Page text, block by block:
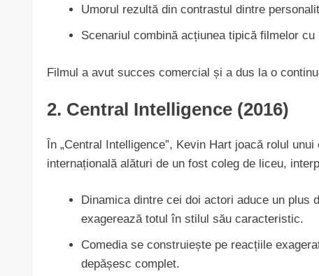
Umorul rezultă din contrastul dintre
Scenariul combină acțiunea tipică filmelor
Filmul a avut succes comercial și a dus la o
2. Central Intelligence (2016)
În „Central Intelligence”, Kevin Hart joacă rolul
internațională alături de un fost coleg de liceu,
Dinamica dintre cei doi actori aduce un plus
exagerează totul în stilul său caracteristic.
Comedia se construiește pe reacțiile
depășesc complet.